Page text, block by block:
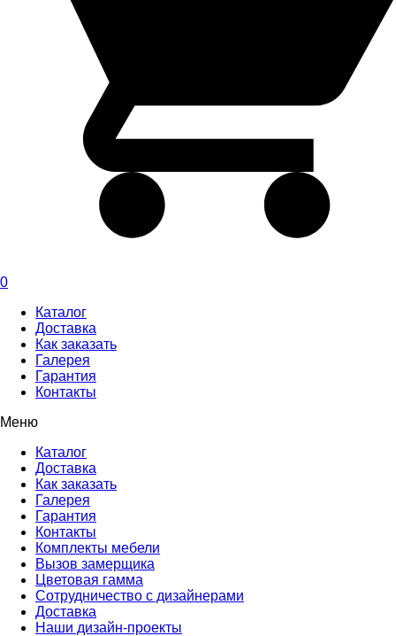
0
Каталог
Доставка
Как заказать
Галерея
Гарантия
Контакты
Меню
Каталог
Доставка
Как заказать
Галерея
Гарантия
Контакты
Комплекты мебели
Вызов замерщика
Цветовая гамма
Сотрудничество с дизайнерами
Доставка
Наши дизайн-проекты